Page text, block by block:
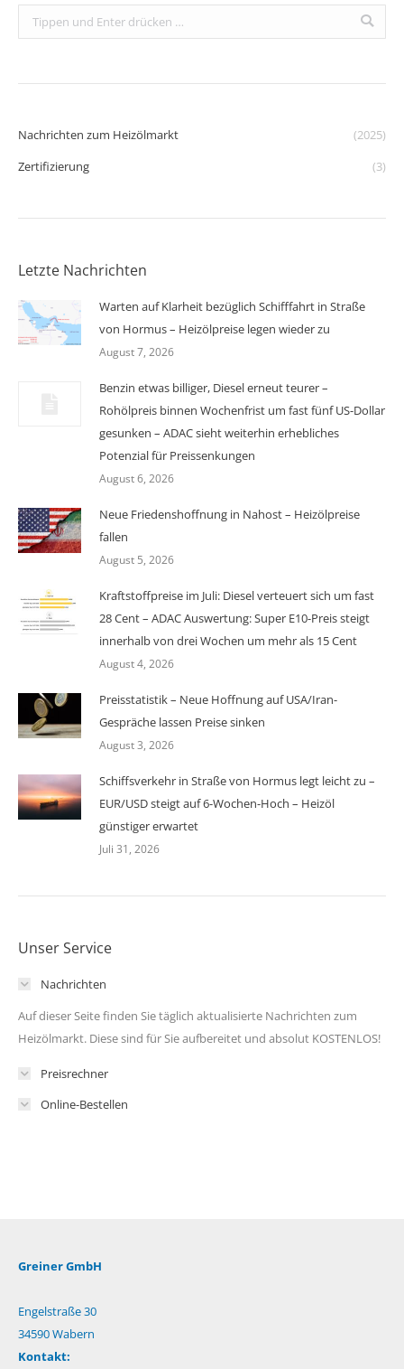
Search:
Nachrichten zum Heizölmarkt
(2025)
Zertifizierung
(3)
Letzte Nachrichten
Warten auf Klarheit bezüglich Schifffahrt in Straße
von Hormus – Heizölpreise legen wieder zu
August 7, 2026
Benzin etwas billiger, Diesel erneut teurer –
Rohölpreis binnen Wochenfrist um fast fünf US-Dollar
gesunken – ADAC sieht weiterhin erhebliches
Potenzial für Preissenkungen
August 6, 2026
Neue Friedenshoffnung in Nahost – Heizölpreise
fallen
August 5, 2026
Kraftstoffpreise im Juli: Diesel verteuert sich um fast
28 Cent – ADAC Auswertung: Super E10-Preis steigt
innerhalb von drei Wochen um mehr als 15 Cent
August 4, 2026
Preisstatistik – Neue Hoffnung auf USA/Iran-
Gespräche lassen Preise sinken
August 3, 2026
Schiffsverkehr in Straße von Hormus legt leicht zu –
EUR/USD steigt auf 6-Wochen-Hoch – Heizöl
günstiger erwartet
Juli 31, 2026
Unser Service
Nachrichten
Auf dieser Seite finden Sie täglich aktualisierte Nachrichten zum
Heizölmarkt. Diese sind für Sie aufbereitet und absolut KOSTENLOS!
Preisrechner
Online-Bestellen
Greiner GmbH
Engelstraße 30
34590 Wabern
Kontakt: